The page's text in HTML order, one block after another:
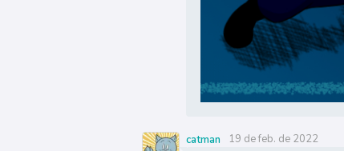
catman 19 de feb. de 2022